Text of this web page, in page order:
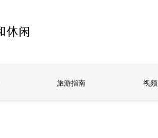
旅游指南 视频